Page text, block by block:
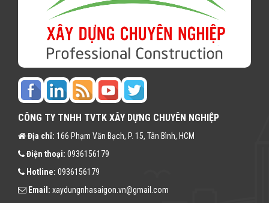
CÔNG TY TNHH TVTK XÂY DỰNG CHUYÊN NGHIỆP
Địa chỉ: 166 Phạm Văn Bạch, P. 15, Tân Bình, HCM
Điện thoại: 0936156179
Hotline: 0936156179
Email: xaydungnhasaigon.vn@gmail.com